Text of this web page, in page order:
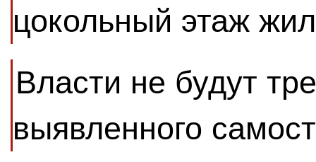
цокольный этаж
Власти не будут
выявленного